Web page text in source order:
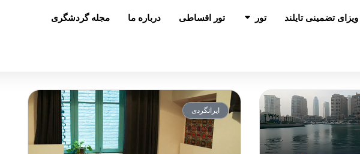
ویزای تضمینی تایلند تور باز کردن در تور
تور اقساطی درباره ما
مجله گردشگری
ایرانگردی